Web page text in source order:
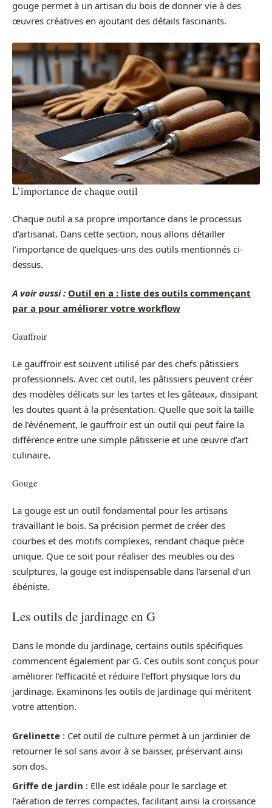
gouge permet à un artisan du bois de donner vie à des
œuvres créatives en ajoutant des détails fascinants.
L’importance de chaque outil
Chaque outil a sa propre importance dans le processus
d’artisanat. Dans cette section, nous allons détailler
l’importance de quelques-uns des outils mentionnés ci-
dessus.
A voir aussi : Outil en a : liste des outils commençant
par a pour améliorer votre workflow
Gauffroir
Le gauffroir est souvent utilisé par des chefs pâtissiers
professionnels. Avec cet outil, les pâtissiers peuvent créer
des modèles délicats sur les tartes et les gâteaux, dissipant
les doutes quant à la présentation. Quelle que soit la taille
de l’événement, le gauffroir est un outil qui peut faire la
différence entre une simple pâtisserie et une œuvre d’art
culinaire.
Gouge
La gouge est un outil fondamental pour les artisans
travaillant le bois. Sa précision permet de créer des
courbes et des motifs complexes, rendant chaque pièce
unique. Que ce soit pour réaliser des meubles ou des
sculptures, la gouge est indispensable dans l’arsenal d’un
ébéniste.
Les outils de jardinage en G
Dans le monde du jardinage, certains outils spécifiques
commencent également par G. Ces outils sont conçus pour
améliorer l’efficacité et réduire l’effort physique lors du
jardinage. Examinons les outils de jardinage qui méritent
votre attention.
Grelinette : Cet outil de culture permet à un jardinier de
retourner le sol sans avoir à se baisser, préservant ainsi
son dos.
Griffe de jardin : Elle est idéale pour le sarclage et
l’aération de terres compactes, facilitant ainsi la croissance